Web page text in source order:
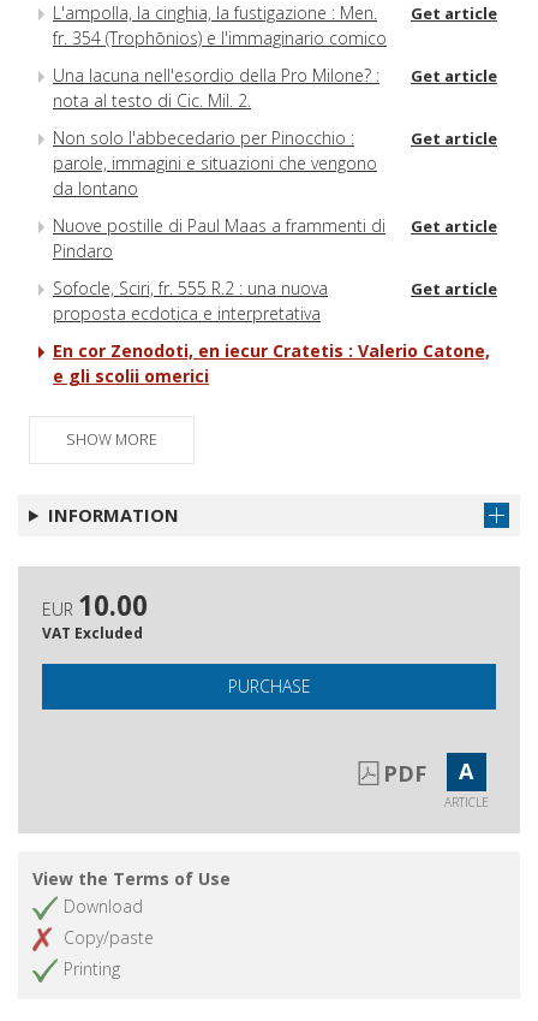
L'ampolla, la cinghia, la fustigazione : Men.
fr. 354 (Trophōnios) e l'immaginario comico
Get article
Una lacuna nell'esordio della Pro Milone? :
nota al testo di Cic. Mil. 2.
Get article
Non solo l'abbecedario per Pinocchio :
parole, immagini e situazioni che vengono
da lontano
Get article
Nuove postille di Paul Maas a frammenti di
Pindaro
Get article
Sofocle, Sciri, fr. 555 R.2 : una nuova
proposta ecdotica e interpretativa
Get article
En cor Zenodoti, en iecur Cratetis : Valerio Catone,
e gli scolii omerici
La prerogativa della donna galé (Semon. fr.
7, 54 W.2)
Notiziario bibliografico
SHOW MORE
INFORMATION
EUR 10.00
VAT Excluded
PURCHASE
PDF A
ARTICLE
View the Terms of Use
Download
Copy/paste
Printing